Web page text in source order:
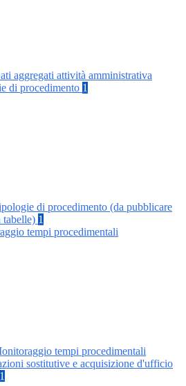
aggregati attività amministrativa
di procedimento 1
di procedimento (da pubblicare
tabelle) 1
tempi procedimentali
tempi procedimentali
sostitutive e acquisizione d'ufficio
1